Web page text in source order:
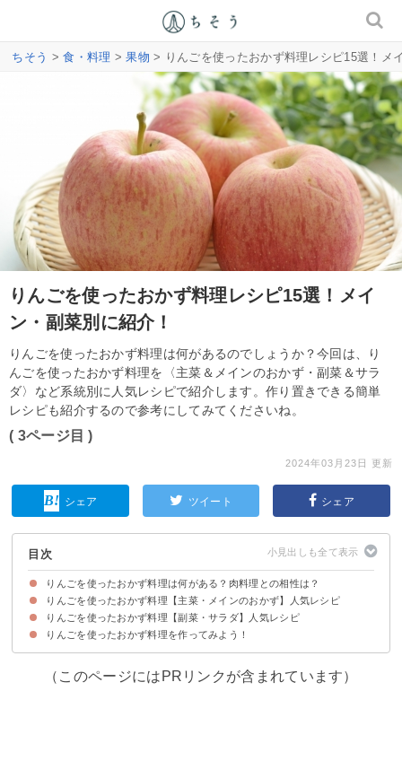
ちそう >食・料理 >果物 > りんごを使ったおかず料理レシピ15選！メ
りんごを使ったおかず料理レシピ15選！メイ
ン・副菜別に紹介！
りんごを使ったおかず料理は何があるのでしょうか？今回は、り
んごを使ったおかず料理を〈主菜＆メインのおかず・副菜＆サラ
ダ〉など系統別に人気レシピで紹介します。作り置きできる簡単
レシピも紹介するので参考にしてみてくださいね。
( 3ページ目 )
2024年03月23日 更新
シェア ツイート シェア
目次
りんごを使ったおかず料理は何がある？肉料理との相性は？
りんごを使ったおかず料理【主菜・メインのおかず】人気レシピ
①りんごと鶏肉のはちみつ醤油ホイル焼き
②りんごとクリームチーズの肉巻き
③りんごと豚肉のソテー
④焼きりんごと鶏肉のグリル
⑤すりおろしりんごのカレー
⑥りんごと豚ヒレ肉のソテー
⑦りんごと鶏肉の炒め物
⑧すりおろしりんごで豚肉の生姜焼き
りんごを使ったおかず料理【副菜・サラダ】人気レシピ
①りんごのサラダ
②りんごとキャベツのコールスロー
③りんごのポテトサラダ
④りんごとセロリのクリーミーサラダ
⑤りんごと人参の作り置きサラダ
⑥りんごと大根のマリネ
⑦りんごとさつまいものマッシュポテト
りんごを使ったおかず料理を作ってみよう！
（このページにはPRリンクが含まれています）